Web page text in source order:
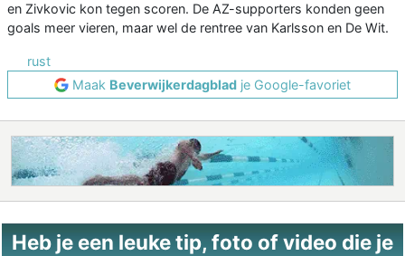
en Zivkovic kon tegen scoren. De AZ-supporters konden geen
goals meer vieren, maar wel de rentree van Karlsson en De Wit.
rust
Maak Beverwijkerdagblad je Google-favoriet
Heb je een leuke tip, foto of video die je